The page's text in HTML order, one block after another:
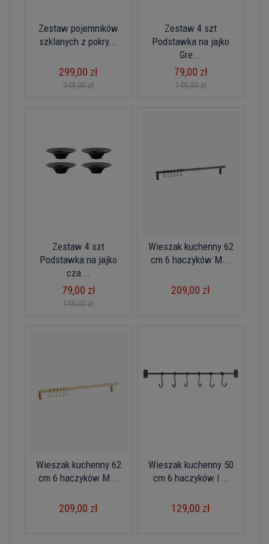
Zestaw pojemników
szklanych z pokry...
299,00 zł
349,00 zł
Zestaw 4 szt
Podstawka na jajko
Gre...
79,00 zł
149,00 zł
Zestaw 4 szt
Podstawka na jajko
cza...
79,00 zł
149,00 zł
Wieszak kuchenny 62
cm 6 haczyków M...
209,00 zł
Wieszak kuchenny 62
cm 6 haczyków M...
209,00 zł
Wieszak kuchenny 50
cm 6 haczyków I...
129,00 zł